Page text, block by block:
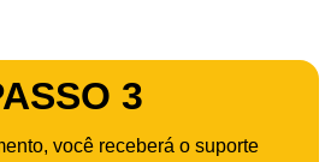
3
você receberá o suporte